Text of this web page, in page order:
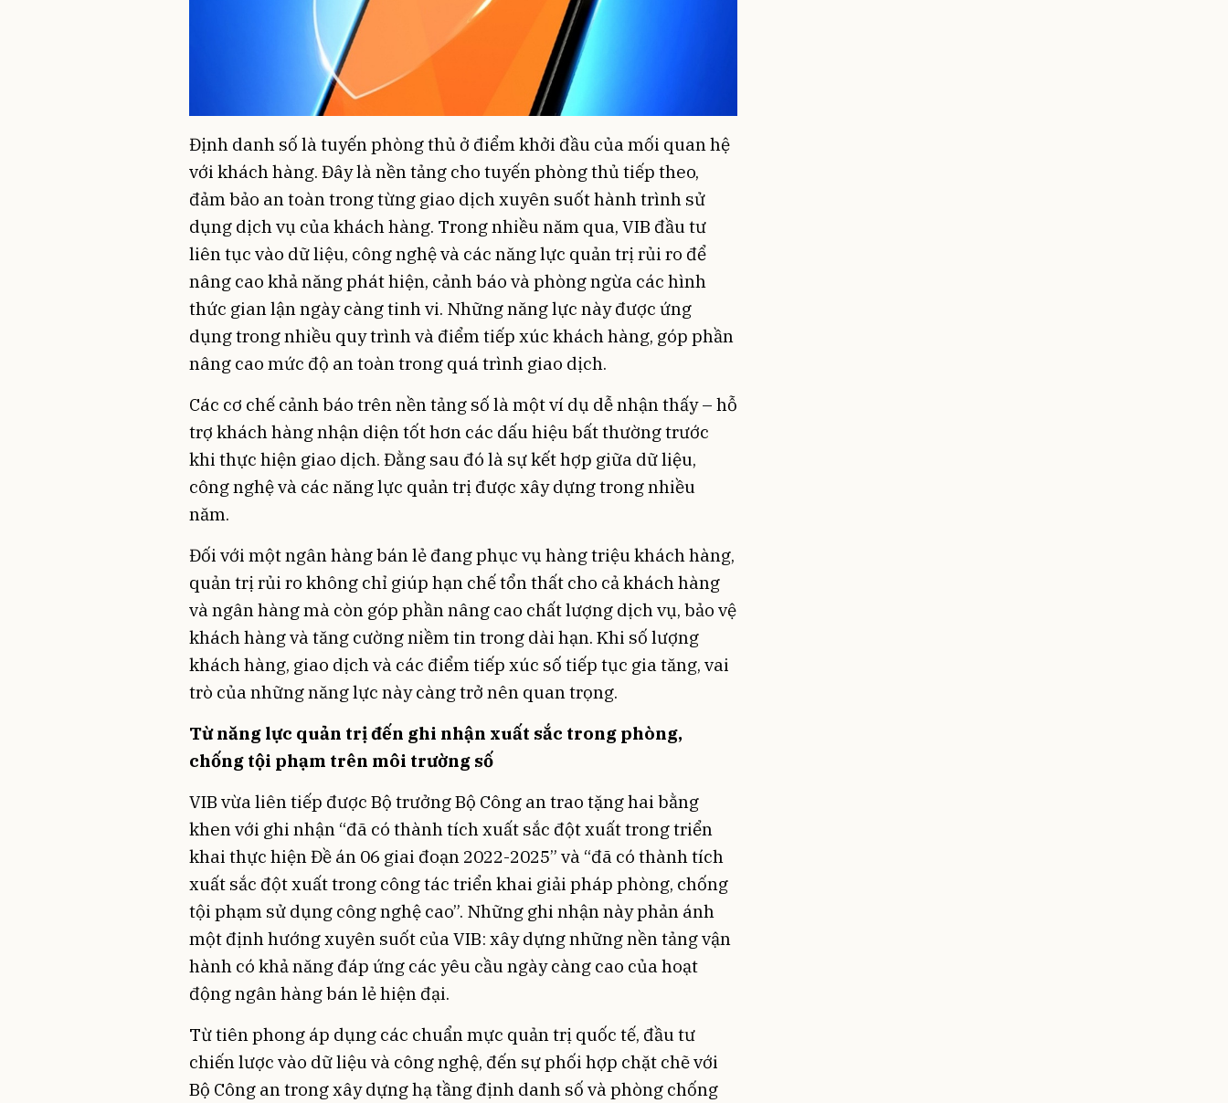
Định danh số là tuyến phòng thủ ở điểm khởi đầu của mối quan hệ
với khách hàng. Đây là nền tảng cho tuyến phòng thủ tiếp theo,
đảm bảo an toàn trong từng giao dịch xuyên suốt hành trình sử
dụng dịch vụ của khách hàng. Trong nhiều năm qua, VIB đầu tư
liên tục vào dữ liệu, công nghệ và các năng lực quản trị rủi ro để
nâng cao khả năng phát hiện, cảnh báo và phòng ngừa các hình
thức gian lận ngày càng tinh vi. Những năng lực này được ứng
dụng trong nhiều quy trình và điểm tiếp xúc khách hàng, góp phần
nâng cao mức độ an toàn trong quá trình giao dịch.
Các cơ chế cảnh báo trên nền tảng số là một ví dụ dễ nhận thấy – hỗ
trợ khách hàng nhận diện tốt hơn các dấu hiệu bất thường trước
khi thực hiện giao dịch. Đằng sau đó là sự kết hợp giữa dữ liệu,
công nghệ và các năng lực quản trị được xây dựng trong nhiều
năm.
Đối với một ngân hàng bán lẻ đang phục vụ hàng triệu khách hàng,
quản trị rủi ro không chỉ giúp hạn chế tổn thất cho cả khách hàng
và ngân hàng mà còn góp phần nâng cao chất lượng dịch vụ, bảo vệ
khách hàng và tăng cường niềm tin trong dài hạn. Khi số lượng
khách hàng, giao dịch và các điểm tiếp xúc số tiếp tục gia tăng, vai
trò của những năng lực này càng trở nên quan trọng.
Từ năng lực quản trị đến ghi nhận xuất sắc trong phòng,
chống tội phạm trên môi trường số
VIB vừa liên tiếp được Bộ trưởng Bộ Công an trao tặng hai bằng
khen với ghi nhận “đã có thành tích xuất sắc đột xuất trong triển
khai thực hiện Đề án 06 giai đoạn 2022-2025” và “đã có thành tích
xuất sắc đột xuất trong công tác triển khai giải pháp phòng, chống
tội phạm sử dụng công nghệ cao”. Những ghi nhận này phản ánh
một định hướng xuyên suốt của VIB: xây dựng những nền tảng vận
hành có khả năng đáp ứng các yêu cầu ngày càng cao của hoạt
động ngân hàng bán lẻ hiện đại.
Từ tiên phong áp dụng các chuẩn mực quản trị quốc tế, đầu tư
chiến lược vào dữ liệu và công nghệ, đến sự phối hợp chặt chẽ với
Bộ Công an trong xây dựng hạ tầng định danh số và phòng chống